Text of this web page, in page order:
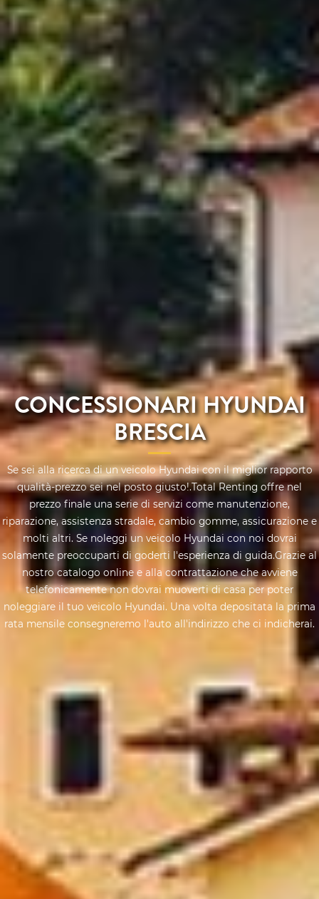
CONCESSIONARI HYUNDAI
BRESCIA
Se sei alla ricerca di un veicolo Hyundai con il miglior rapporto
qualità-prezzo sei nel posto giusto!.Total Renting offre nel
prezzo finale una serie di servizi come manutenzione,
riparazione, assistenza stradale, cambio gomme, assicurazione e
molti altri. Se noleggi un veicolo Hyundai con noi dovrai
solamente preoccuparti di goderti l'esperienza di guida.Grazie al
nostro catalogo online e alla contrattazione che avviene
telefonicamente non dovrai muoverti di casa per poter
noleggiare il tuo veicolo Hyundai. Una volta depositata la prima
rata mensile consegneremo l'auto all'indirizzo che ci indicherai.